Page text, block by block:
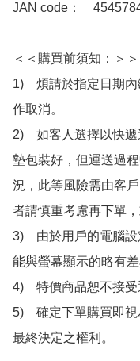
JAN code：　
＜＜購買前須知：＞＞
1)　煩請於指定日期
作取消。
2)　如客人選擇以快
墊包裝好，但運送過
況，此等風險需由客
者請慎重考慮再下單
3)　由於用戶的電腦
能與螢幕顯示的略有差
4)　特價商品恕不接
5)　確定下單購買即
最終決定之權利。